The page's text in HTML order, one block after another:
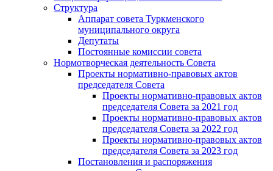
Структура
Аппарат совета Туркменского
муниципального округа
Депутаты
Постоянные комиссии совета
Нормотворческая деятельность Совета
Проекты нормативно-правовых актов
председателя Cовета
Проекты нормативно-правовых актов
председателя Cовета за 2021 год
Проекты нормативно-правовых актов
председателя Cовета за 2022 год
Проекты нормативно-правовых актов
председателя Cовета за 2023 год
Постановления и распоряжения